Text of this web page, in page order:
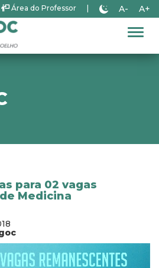
Área do Professor A- A+
para 02 vagas
Medicina